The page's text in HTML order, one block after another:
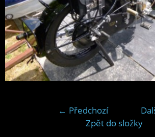
← Předchozí
Zpět do složky